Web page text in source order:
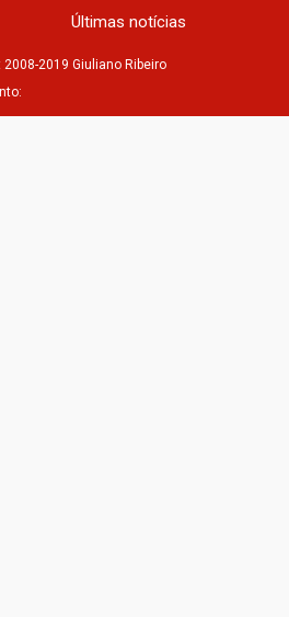
Últimas notícias
2019 Giuliano Ribeiro